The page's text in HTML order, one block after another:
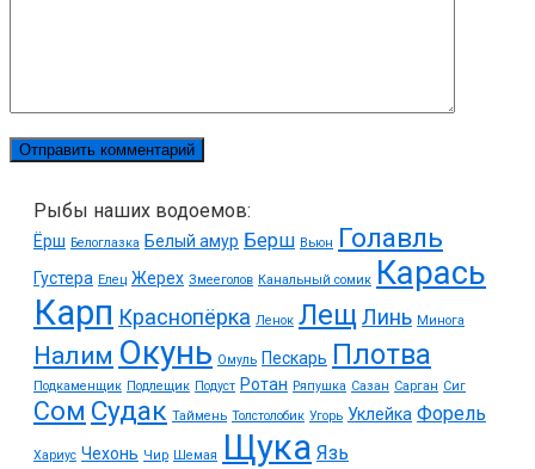
Рыбы наших водоемов:
Ёрш Белоглазка Белый амур Берш Вьюн Голавль
Густера Елец Жерех Змееголов Канальный сомик Карась
Карп Краснопёрка Ленок ЛещЛинь Минога
Налим Окунь Омуль Пескарь Плотва
Подкаменщик Подлещик Подуст Ротан Ряпушка Сазан Сарган Сиг
Сом Судак Таймень Толстолобик Угорь Уклейка Форель
Хариус Чехонь Чир Шемая Щука Язь